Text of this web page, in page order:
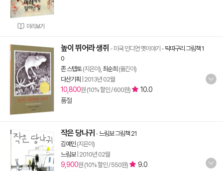
미리보기
높이 뛰어라 생쥐 - 미국 인디언 옛이야기 - 딱따구리 그림책 1
0
존 스텝토(지은이), 최순희 (옮긴이)
다산기획 2013년 02월
10,800원 (10% 할인 / 600원)
10.0
품절
작은 당나귀 -느림보 그림책 21
김예인 (지은이)
느림보| 2010년 02월
9,900원 (10% 할인 / 550원) 9.0